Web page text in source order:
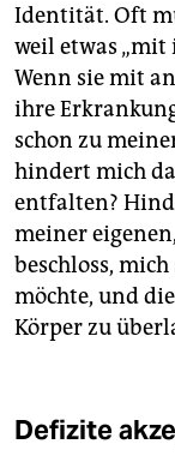
Identität. Oft
weil etwas „mit
Wenn sie mit
ihre
schon zu
hindert mich
entfalten?
meiner
beschloss,
möchte, und
Körper zu
Defizite